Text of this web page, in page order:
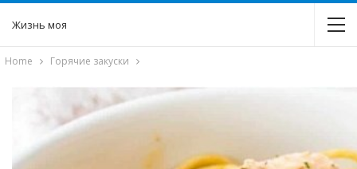
Жизнь моя
Home Горячие закуски